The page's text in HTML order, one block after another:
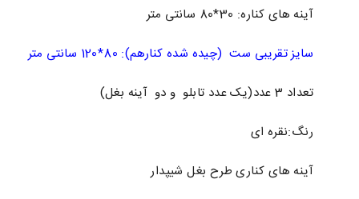
آینه های کناره: 30*80 سانتی متر
سایز تقریبی ست (چیده شده کنارهم): 80*120 سانتی متر
تعداد 3 عدد(یک عدد تابلو و دو آینه بغل)
رنگ:نقره ای
آینه های کناری طرح بغل شیپدار